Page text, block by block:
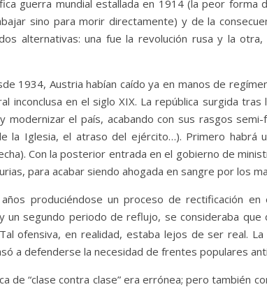
guerra mundial estallada en 1914 (la peor
sino para morir directamente) y de la
alternativas: una fue la revolución rusa y la
1934, Austria habían caído ya en manos de
inconclusa en el siglo XIX. La república surgida
modernizar el país, acabando con sus rasgos
la Iglesia, el atraso del ejército…). Primero habrá
Con la posterior entrada en el gobierno de
para acabar siendo ahogada en sangre por los
años produciéndose un proceso de rectificación
un segundo periodo de reflujo, se consideraba
Tal ofensiva, en realidad, estaba lejos de ser real.
a defenderse la necesidad de frentes populares
de “clase contra clase” era errónea; pero también